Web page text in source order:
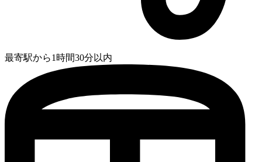
最寄駅から1時間30分以内